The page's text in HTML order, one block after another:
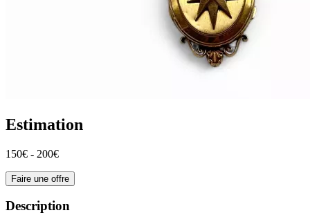
Estimation
150€ - 200€
Faire une offre
Description